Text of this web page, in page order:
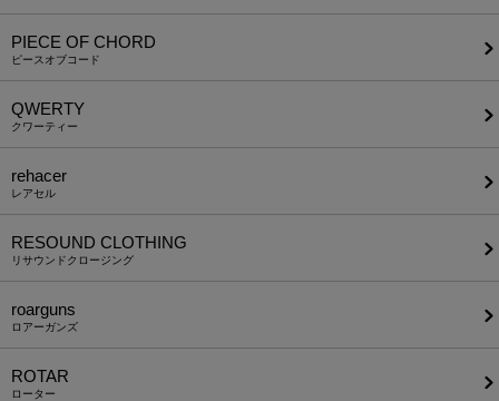
PIECE OF CHORD
ピースオブコード
QWERTY
クワーティー
rehacer
レアセル
RESOUND CLOTHING
リサウンドクロージング
roarguns
ロアーガンズ
ROTAR
ローター